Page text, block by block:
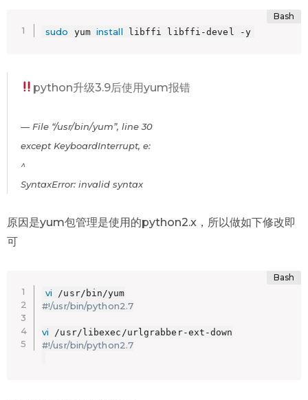
sudo yum install libffi libffi-devel -y
python升级3.9后使用yum报错
File “/usr/bin/yum”, line 30
except KeyboardInterrupt, e:
^
SyntaxError: invalid syntax
原因是yum包管理是使用的python2.x，所以做如下修改即
可
vi
#!/usr/bin/python2.7
vi
#!/usr/bin/python2.7